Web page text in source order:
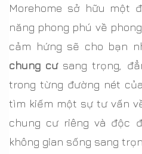
Morehome sở hữu một
năng phong phú về
cảm hứng sẽ cho bạn
chung cưsang trọng,
trong từng đường nét
tìm kiếm một sự tư vấn
chung cư riêng và độc
không gian sống sang